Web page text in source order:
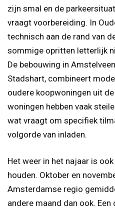
zijn smal en de
vraagt voorbereiding. In
technisch aan de rand van
sommige opritten letterlijk
De bebouwing in
Stadshart, combineert
oudere koopwoningen uit
woningen hebben vaak
wat vraagt om specifiek
volgorde van inladen.
Het weer in het najaar is
houden. Oktober en
Amsterdamse regio
andere maand dan ook.